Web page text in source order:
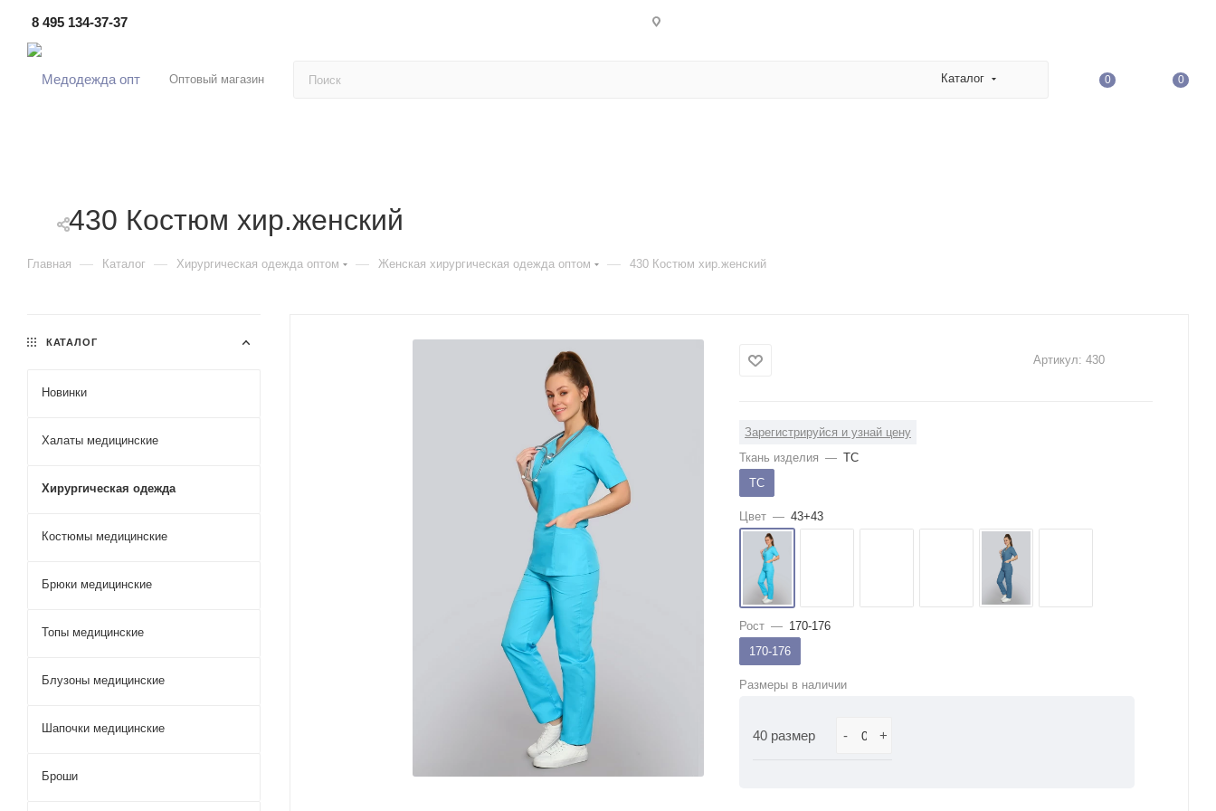
8 495 134-37-37
Оптовый магазин Каталог 0 0
430 Костюм хир.женский
Главная — Каталог — Хирургическая одежда оптом — Женская хирургическая одежда оптом — 430 Костюм хир.женский
Артикул: 430
Зарегистрируйся и узнай цену
Ткань изделия — ТС
ТС
Цвет — 43+43
Рост — 170-176
170-176
Размеры в наличии
40 размер - +
КАТАЛОГ
Новинки
Халаты медицинские
Хирургическая одежда
Костюмы медицинские
Брюки медицинские
Топы медицинские
Блузоны медицинские
Шапочки медицинские
Броши